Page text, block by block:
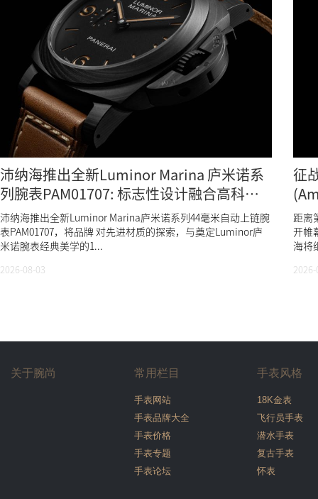
沛纳海推出全新Luminor Marina 庐米诺系
列腕表PAM01707: 标志性设计融合高科技
材质
沛纳海推出全新Luminor Marina庐米诺系列44毫米自动上链腕
表PAM01707，将品牌 对先进材质的探索，与奠定Luminor庐
米诺腕表经典美学的1...
2026-08-03
征
款
计
距离
开帷
海将
关于腕尚 常用栏目
手表网站
手表品牌大全
手表价格
手表专题
手表论坛
手表风格
18K金表
飞行员手表
潜水手表
复古手表
怀表